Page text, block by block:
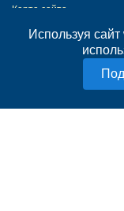
Используя
Карта сайта
Политика
Согласие на